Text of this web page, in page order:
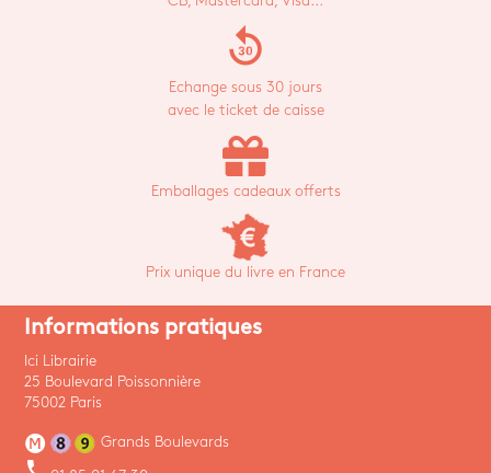
replay_30
Echange sous 30 jours
avec le ticket de caisse
Emballages cadeaux offerts
Prix unique du livre en France
Informations pratiques
Ici Librairie
25 Boulevard Poissonnière
75002 Paris
Grands Boulevards